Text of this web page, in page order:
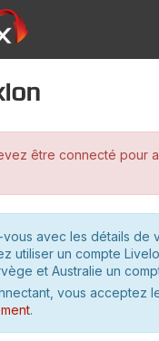
être connecté pour
avec les détails de
utiliser un compte
et Australie un
vous acceptez
.